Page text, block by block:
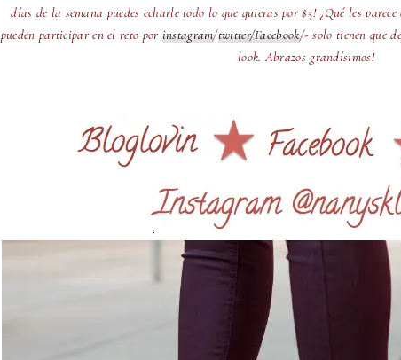
días de la semana puedes echarle todo lo que quieras por $5! ¿Qué les parece
pueden participar en el reto por instagram/twitter/Facebook/- solo tienen que
look. Abrazos grandísimos!